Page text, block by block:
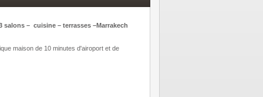
salons – cuisine – terrasses –Marrakech
maison de 10 minutes d'airoport et de